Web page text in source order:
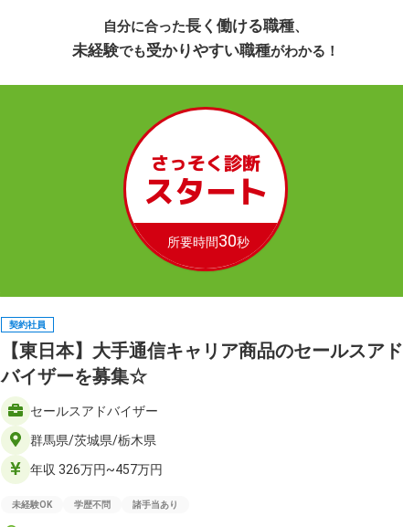
自分に合った長く働ける職種、
未経験でも受かりやすい職種がわかる！
さっそく診断
スタート
所要時間30秒
契約社員
【東日本】大手通信キャリア商品のセールスアド
バイザーを募集☆
セールスアドバイザー
群馬県/茨城県/栃木県
年収 326万円~457万円
未経験OK 学歴不問 諸手当あり